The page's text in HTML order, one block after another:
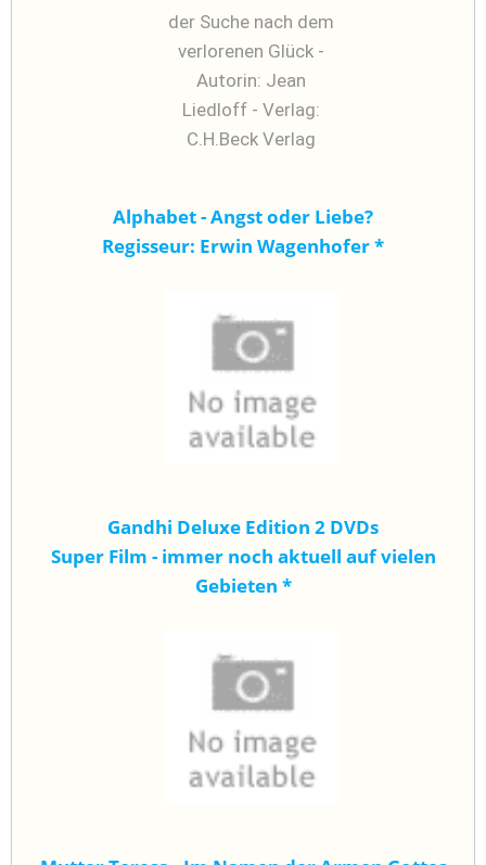
Alphabet - Angst oder Liebe?
Regisseur: Erwin Wagenhofer*
Gandhi Deluxe Edition 2 DVDs
Super Film - immer noch aktuell auf vielen
Gebieten *